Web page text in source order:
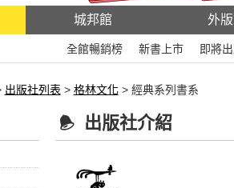
城邦館 外
全館暢銷榜 新書上市 即將
出版社列表 > 格林文化> 經典系列書系
出版社介紹